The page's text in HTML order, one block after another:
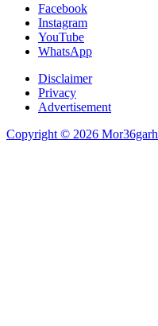
Facebook
Instagram
YouTube
WhatsApp
Disclaimer
Privacy
Advertisement
Copyright © 2026 Mor36garh